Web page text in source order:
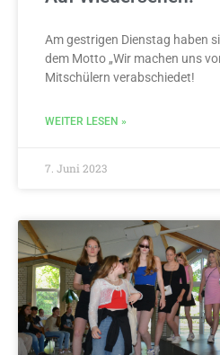
Am gestrigen Dienstag haben
dem Motto „Wir machen uns
Mitschülern verabschiedet!
WEITER LESEN »
7. Juni 2023